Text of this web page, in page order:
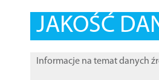
JAKOŚĆ
Informacje na temat danych